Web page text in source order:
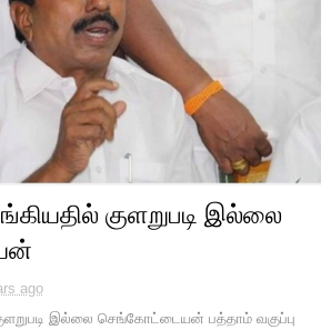
குளறுபடி இல்லை
ago
இல்லை செங்கோட்டையன் பத்தாம் வகுப்பு